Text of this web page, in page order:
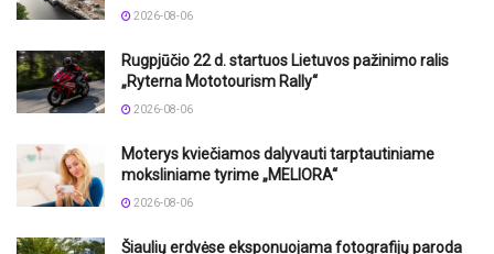
2026-08-06
Rugpjūčio 22 d. startuos Lietuvos pažinimo ralis
„Ryterna Mototourism Rally“
2026-08-06
Moterys kviečiamos dalyvauti tarptautiniame
moksliniame tyrime „MELIORA“
2026-08-06
Šiaulių erdvėse eksponuojama fotografijų paroda